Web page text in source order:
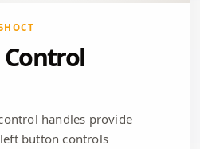
handles provide
button controls